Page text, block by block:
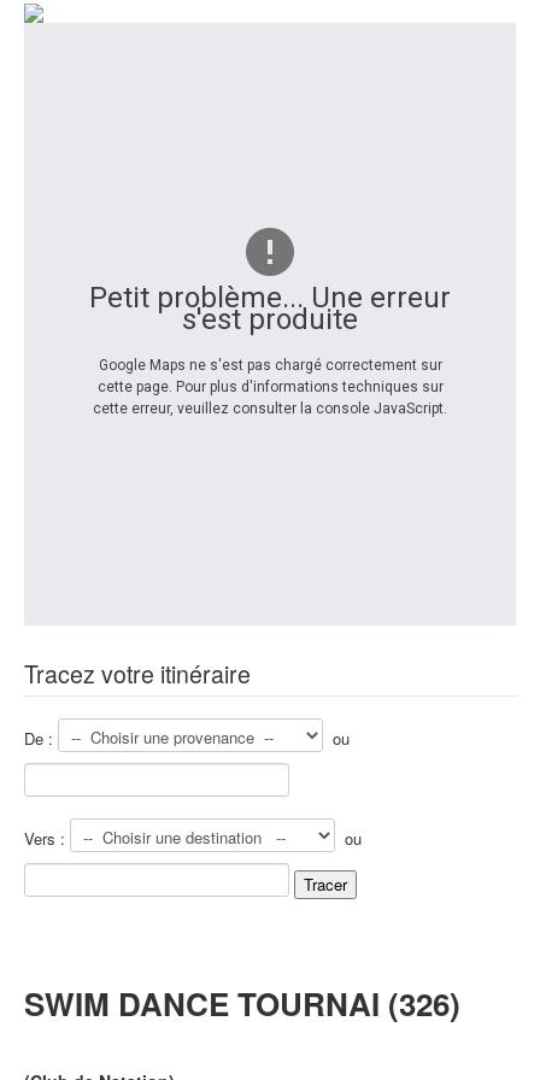
Petit problème... Une erreur
s'est produite
Google Maps ne s'est pas chargé correctement sur
cette page. Pour plus d'informations techniques sur
cette erreur, veuillez consulter la console JavaScript.
Tracez votre itinéraire
De : ou
Vers : ou
SWIM DANCE TOURNAI (326)